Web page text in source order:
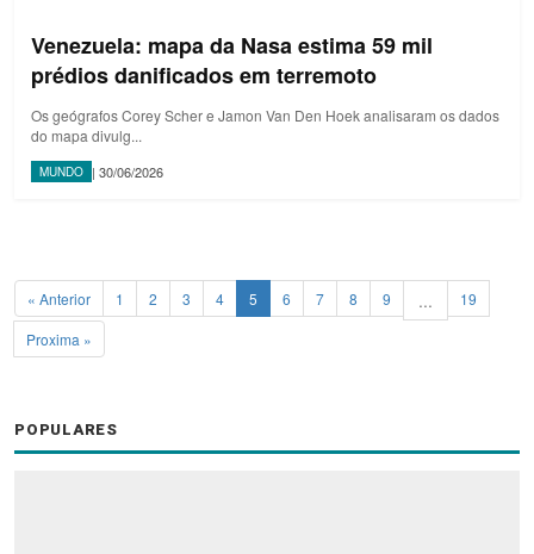
Venezuela: mapa da Nasa estima 59 mil
prédios danificados em terremoto
Os geógrafos Corey Scher e Jamon Van Den Hoek analisaram os dados
do mapa divulg...
MUNDO | 30/06/2026
« Anterior 1 2 3 4 5 6 7 8 9 ...
19
Proxima »
POPULARES